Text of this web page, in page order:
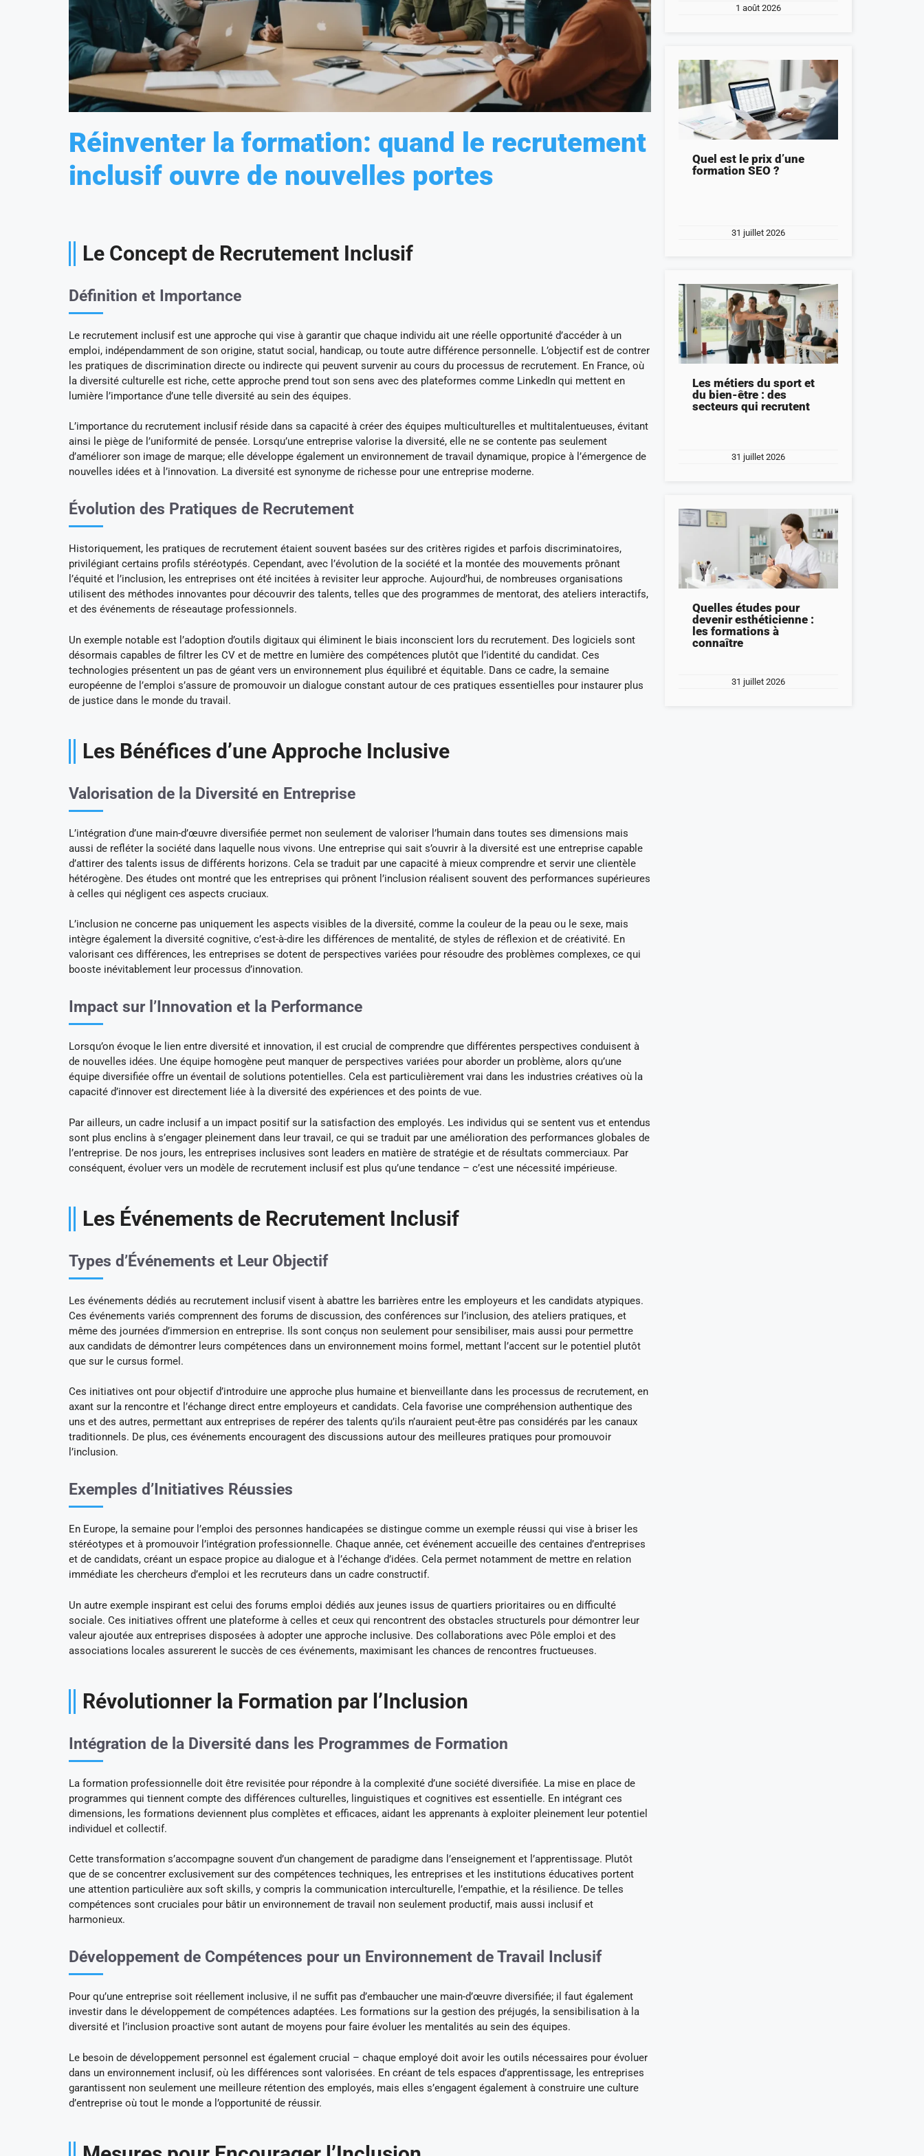
Réinventer la formation: quand le recrutement
inclusif ouvre de nouvelles portes
Le Concept de Recrutement Inclusif
Définition et Importance
Le recrutement inclusif est une approche qui vise à garantir que chaque individu ait une réelle opportunité d’accéder à un
emploi, indépendamment de son origine, statut social, handicap, ou toute autre différence personnelle. L’objectif est de contrer
les pratiques de discrimination directe ou indirecte qui peuvent survenir au cours du processus de recrutement. En France, où
la diversité culturelle est riche, cette approche prend tout son sens avec des plateformes comme LinkedIn qui mettent en
lumière l’importance d’une telle diversité au sein des équipes.
L’importance du recrutement inclusif réside dans sa capacité à créer des équipes multiculturelles et multitalentueuses, évitant
ainsi le piège de l’uniformité de pensée. Lorsqu’une entreprise valorise la diversité, elle ne se contente pas seulement
d’améliorer son image de marque; elle développe également un environnement de travail dynamique, propice à l’émergence de
nouvelles idées et à l’innovation. La diversité est synonyme de richesse pour une entreprise moderne.
Évolution des Pratiques de Recrutement
Historiquement, les pratiques de recrutement étaient souvent basées sur des critères rigides et parfois discriminatoires,
privilégiant certains profils stéréotypés. Cependant, avec l’évolution de la société et la montée des mouvements prônant
l’équité et l’inclusion, les entreprises ont été incitées à revisiter leur approche. Aujourd’hui, de nombreuses organisations
utilisent des méthodes innovantes pour découvrir des talents, telles que des programmes de mentorat, des ateliers interactifs,
et des événements de réseautage professionnels.
Un exemple notable est l’adoption d’outils digitaux qui éliminent le biais inconscient lors du recrutement. Des logiciels sont
désormais capables de filtrer les CV et de mettre en lumière des compétences plutôt que l’identité du candidat. Ces
technologies présentent un pas de géant vers un environnement plus équilibré et équitable. Dans ce cadre, la semaine
européenne de l’emploi s’assure de promouvoir un dialogue constant autour de ces pratiques essentielles pour instaurer plus
de justice dans le monde du travail.
Les Bénéfices d’une Approche Inclusive
Valorisation de la Diversité en Entreprise
L’intégration d’une main-d’œuvre diversifiée permet non seulement de valoriser l’humain dans toutes ses dimensions mais
aussi de refléter la société dans laquelle nous vivons. Une entreprise qui sait s’ouvrir à la diversité est une entreprise capable
d’attirer des talents issus de différents horizons. Cela se traduit par une capacité à mieux comprendre et servir une clientèle
hétérogène. Des études ont montré que les entreprises qui prônent l’inclusion réalisent souvent des performances supérieures
à celles qui négligent ces aspects cruciaux.
L’inclusion ne concerne pas uniquement les aspects visibles de la diversité, comme la couleur de la peau ou le sexe, mais
intègre également la diversité cognitive, c’est-à-dire les différences de mentalité, de styles de réflexion et de créativité. En
valorisant ces différences, les entreprises se dotent de perspectives variées pour résoudre des problèmes complexes, ce qui
booste inévitablement leur processus d’innovation.
Impact sur l’Innovation et la Performance
Lorsqu’on évoque le lien entre diversité et innovation, il est crucial de comprendre que différentes perspectives conduisent à
de nouvelles idées. Une équipe homogène peut manquer de perspectives variées pour aborder un problème, alors qu’une
équipe diversifiée offre un éventail de solutions potentielles. Cela est particulièrement vrai dans les industries créatives où la
capacité d’innover est directement liée à la diversité des expériences et des points de vue.
Par ailleurs, un cadre inclusif a un impact positif sur la satisfaction des employés. Les individus qui se sentent vus et entendus
sont plus enclins à s’engager pleinement dans leur travail, ce qui se traduit par une amélioration des performances globales de
l’entreprise. De nos jours, les entreprises inclusives sont leaders en matière de stratégie et de résultats commerciaux. Par
conséquent, évoluer vers un modèle de recrutement inclusif est plus qu’une tendance – c’est une nécessité impérieuse.
Les Événements de Recrutement Inclusif
Types d’Événements et Leur Objectif
Les événements dédiés au recrutement inclusif visent à abattre les barrières entre les employeurs et les candidats atypiques.
Ces événements variés comprennent des forums de discussion, des conférences sur l’inclusion, des ateliers pratiques, et
même des journées d’immersion en entreprise. Ils sont conçus non seulement pour sensibiliser, mais aussi pour permettre
aux candidats de démontrer leurs compétences dans un environnement moins formel, mettant l’accent sur le potentiel plutôt
que sur le cursus formel.
Ces initiatives ont pour objectif d’introduire une approche plus humaine et bienveillante dans les processus de recrutement, en
axant sur la rencontre et l’échange direct entre employeurs et candidats. Cela favorise une compréhension authentique des
uns et des autres, permettant aux entreprises de repérer des talents qu’ils n’auraient peut-être pas considérés par les canaux
traditionnels. De plus, ces événements encouragent des discussions autour des meilleures pratiques pour promouvoir
l’inclusion.
Exemples d’Initiatives Réussies
En Europe, la semaine pour l’emploi des personnes handicapées se distingue comme un exemple réussi qui vise à briser les
stéréotypes et à promouvoir l’intégration professionnelle. Chaque année, cet événement accueille des centaines d’entreprises
et de candidats, créant un espace propice au dialogue et à l’échange d’idées. Cela permet notamment de mettre en relation
immédiate les chercheurs d’emploi et les recruteurs dans un cadre constructif.
Un autre exemple inspirant est celui des forums emploi dédiés aux jeunes issus de quartiers prioritaires ou en difficulté
sociale. Ces initiatives offrent une plateforme à celles et ceux qui rencontrent des obstacles structurels pour démontrer leur
valeur ajoutée aux entreprises disposées à adopter une approche inclusive. Des collaborations avec Pôle emploi et des
associations locales assurerent le succès de ces événements, maximisant les chances de rencontres fructueuses.
Révolutionner la Formation par l’Inclusion
Intégration de la Diversité dans les Programmes de Formation
La formation professionnelle doit être revisitée pour répondre à la complexité d’une société diversifiée. La mise en place de
programmes qui tiennent compte des différences culturelles, linguistiques et cognitives est essentielle. En intégrant ces
dimensions, les formations deviennent plus complètes et efficaces, aidant les apprenants à exploiter pleinement leur potentiel
individuel et collectif.
Cette transformation s’accompagne souvent d’un changement de paradigme dans l’enseignement et l’apprentissage. Plutôt
que de se concentrer exclusivement sur des compétences techniques, les entreprises et les institutions éducatives portent
une attention particulière aux soft skills, y compris la communication interculturelle, l’empathie, et la résilience. De telles
compétences sont cruciales pour bâtir un environnement de travail non seulement productif, mais aussi inclusif et
harmonieux.
Développement de Compétences pour un Environnement de Travail Inclusif
Pour qu’une entreprise soit réellement inclusive, il ne suffit pas d’embaucher une main-d’œuvre diversifiée; il faut également
investir dans le développement de compétences adaptées. Les formations sur la gestion des préjugés, la sensibilisation à la
diversité et l’inclusion proactive sont autant de moyens pour faire évoluer les mentalités au sein des équipes.
Le besoin de développement personnel est également crucial – chaque employé doit avoir les outils nécessaires pour évoluer
dans un environnement inclusif, où les différences sont valorisées. En créant de tels espaces d’apprentissage, les entreprises
garantissent non seulement une meilleure rétention des employés, mais elles s’engagent également à construire une culture
d’entreprise où tout le monde a l’opportunité de réussir.
1 août 2026
Quel est le prix d’une
formation SEO ?
31 juillet 2026
Les métiers du sport et
du bien-être : des
secteurs qui recrutent
31 juillet 2026
Quelles études pour
devenir esthéticienne :
les formations à
connaître
31 juillet 2026